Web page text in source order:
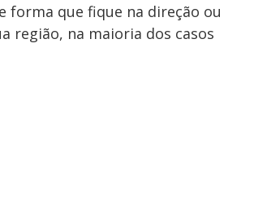
forma que fique na direção ou
região, na maioria dos casos